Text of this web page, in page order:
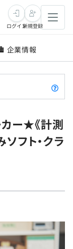
ログイン新規登録
企業情報
カー★《計測
フト・クラ